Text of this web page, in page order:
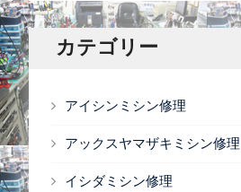
カテゴリー
アイシンミシン修理
アックスヤマザキミシン修理
イシダミシン修理